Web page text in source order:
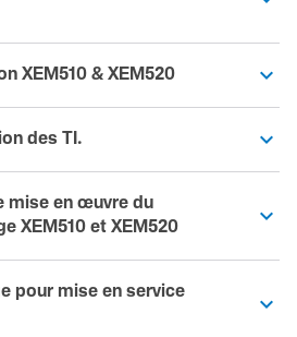
XEM510 & XEM520
des TI.
mise en œuvre du
XEM510 et XEM520
pour mise en service